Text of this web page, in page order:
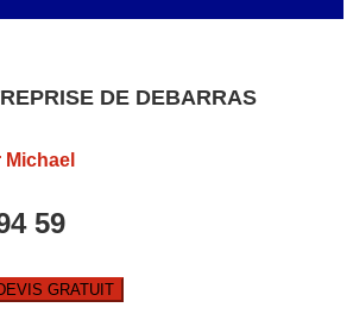
DE DEBARRAS
59
GRATUIT